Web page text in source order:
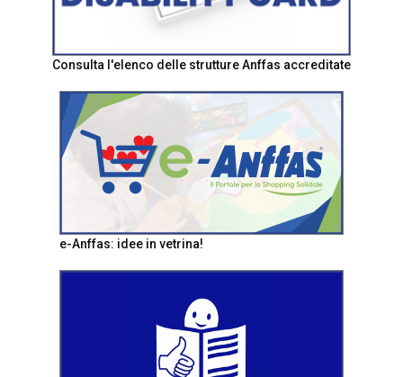
Consulta l'elenco delle strutture Anffas accreditate
e-Anffas: idee in vetrina!